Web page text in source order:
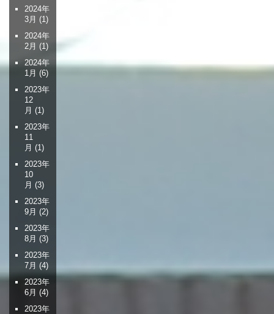
2024年
3月 (1)
2024年
2月 (1)
2024年
1月 (6)
2023年
12
月 (1)
2023年
11
月 (1)
2023年
10
月 (3)
2023年
9月 (2)
2023年
8月 (3)
2023年
7月 (4)
2023年
6月 (4)
2023年